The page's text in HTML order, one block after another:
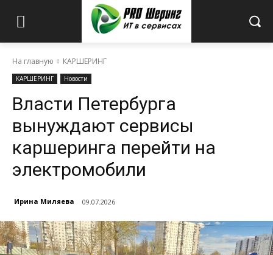
На главную КАРШЕРИНГ
КАРШЕРИНГ Новости
Власти Петербурга
вынуждают сервисы
каршеринга перейти на
электромобили
Ирина Миляева 09.07.2026